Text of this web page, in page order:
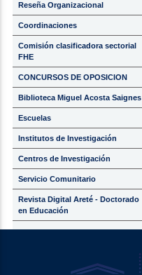
Reseña Organizacional
Coordinaciones
Comisión clasificadora sectorial
FHE
CONCURSOS DE OPOSICION
Biblioteca Miguel Acosta Saignes
Escuelas
Institutos de Investigación
Centros de Investigación
Servicio Comunitario
Revista Digital Areté - Doctorado
en Educación